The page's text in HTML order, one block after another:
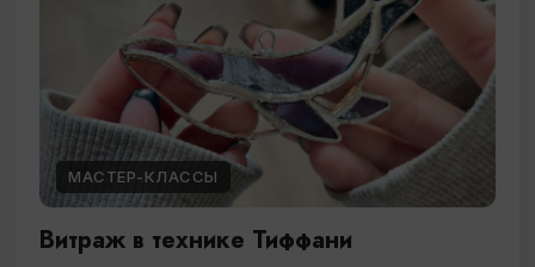
МАСТЕР-КЛАССЫ
Витраж в технике Тиффани